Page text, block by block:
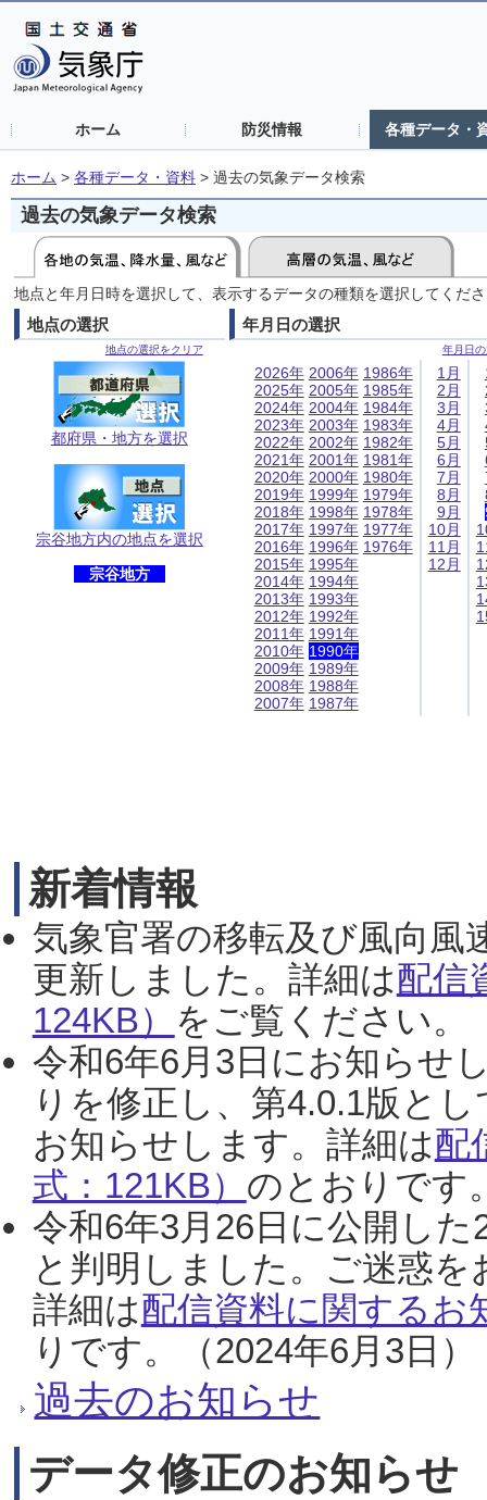
ホーム 防災情報 各種データ・
ホーム > 各種データ・資料 > 過去の気象データ検索
過去の気象データ検索
地点と年月日時を選択して、表示するデータの種類を選択してくだ
地点の選択
地点の選択をクリア
都府県・地方を選択
宗谷地方内の地点を選択
宗谷地方
年月日の選択
年月日
2026年
2025年
2024年
2023年
2022年
2021年
2020年
2019年
2018年
2017年
2016年
2015年
2014年
2013年
2012年
2011年
2010年
2009年
2008年
2007年
2006年
2005年
2004年
2003年
2002年
2001年
2000年
1999年
1998年
1997年
1996年
1995年
1994年
1993年
1992年
1991年
1990年
1989年
1988年
1987年
1986年
1985年
1984年
1983年
1982年
1981年
1980年
1979年
1978年
1977年
1976年
1月
2月
3月
4月
5月
6月
7月
8月
9月
10月
11月
12月
新着情報
気象官署の移転及び風向風
更新しました。詳細は配信
124KB） をご覧ください。
令和6年6月3日にお知らせ
りを修正し、第4.0.1版と
お知らせします。詳細は配
式：121KB） のとおりです
令和6年3月26日に公開し
と判明しました。ご迷惑
詳細は配信資料に関するお
りです。（2024年6月3日）
過去のお知らせ
データ修正のお知らせ